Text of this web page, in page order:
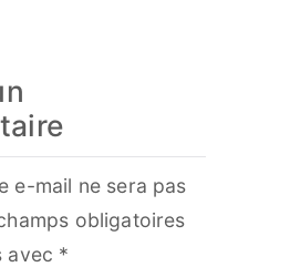
e-mail ne sera pas
obligatoires
avec *